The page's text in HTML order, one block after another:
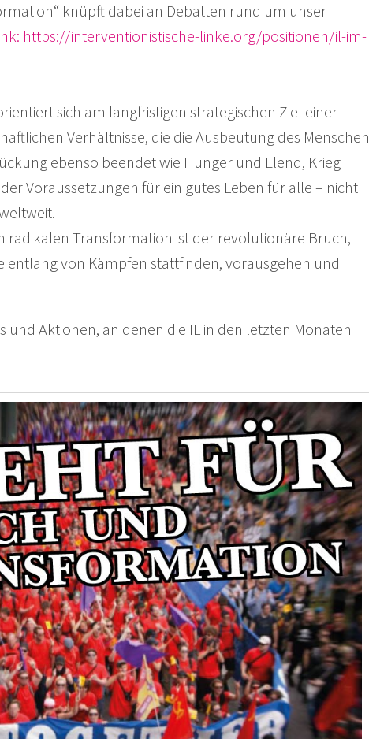
knüpft dabei an Debatten rund um unser
https://interventionistische-linke.org/positionen/il-im-
sich am langfristigen strategischen Ziel einer
Verhältnisse, die die Ausbeutung des Menschen
ebenso beendet wie Hunger und Elend, Krieg
Voraussetzungen für ein gutes Leben für alle – nicht
radikalen Transformation ist der revolutionäre Bruch,
entlang von Kämpfen stattfinden, vorausgehen und
und Aktionen, an denen die IL in den letzten Monaten